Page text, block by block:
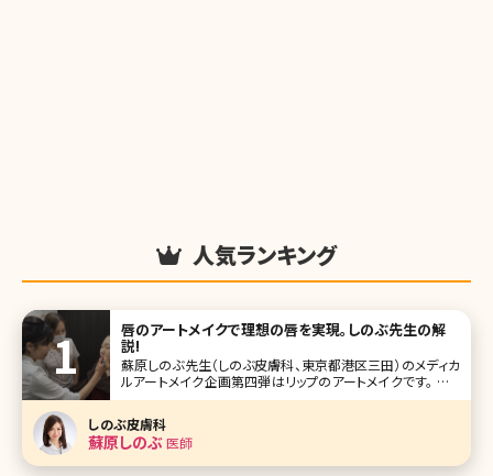
人気ランキング
唇のアートメイクで理想の唇を実現。しのぶ先生の解
説!
蘇原しのぶ先生（しのぶ皮膚科、東京都港区三田）のメディカ
ルアートメイク企画第四弾はリップのアートメイクです。 ふっ
くらとしたセクシーな唇、赤ちゃんのようなくすみのないクリ
アな唇、口角が上がった華やかな唇。あなたの理想はどのよ
うな唇ですか?アートメイクによって理想の唇、印象的な唇を
手に入れませんか
しのぶ皮膚科
蘇原しのぶ医師